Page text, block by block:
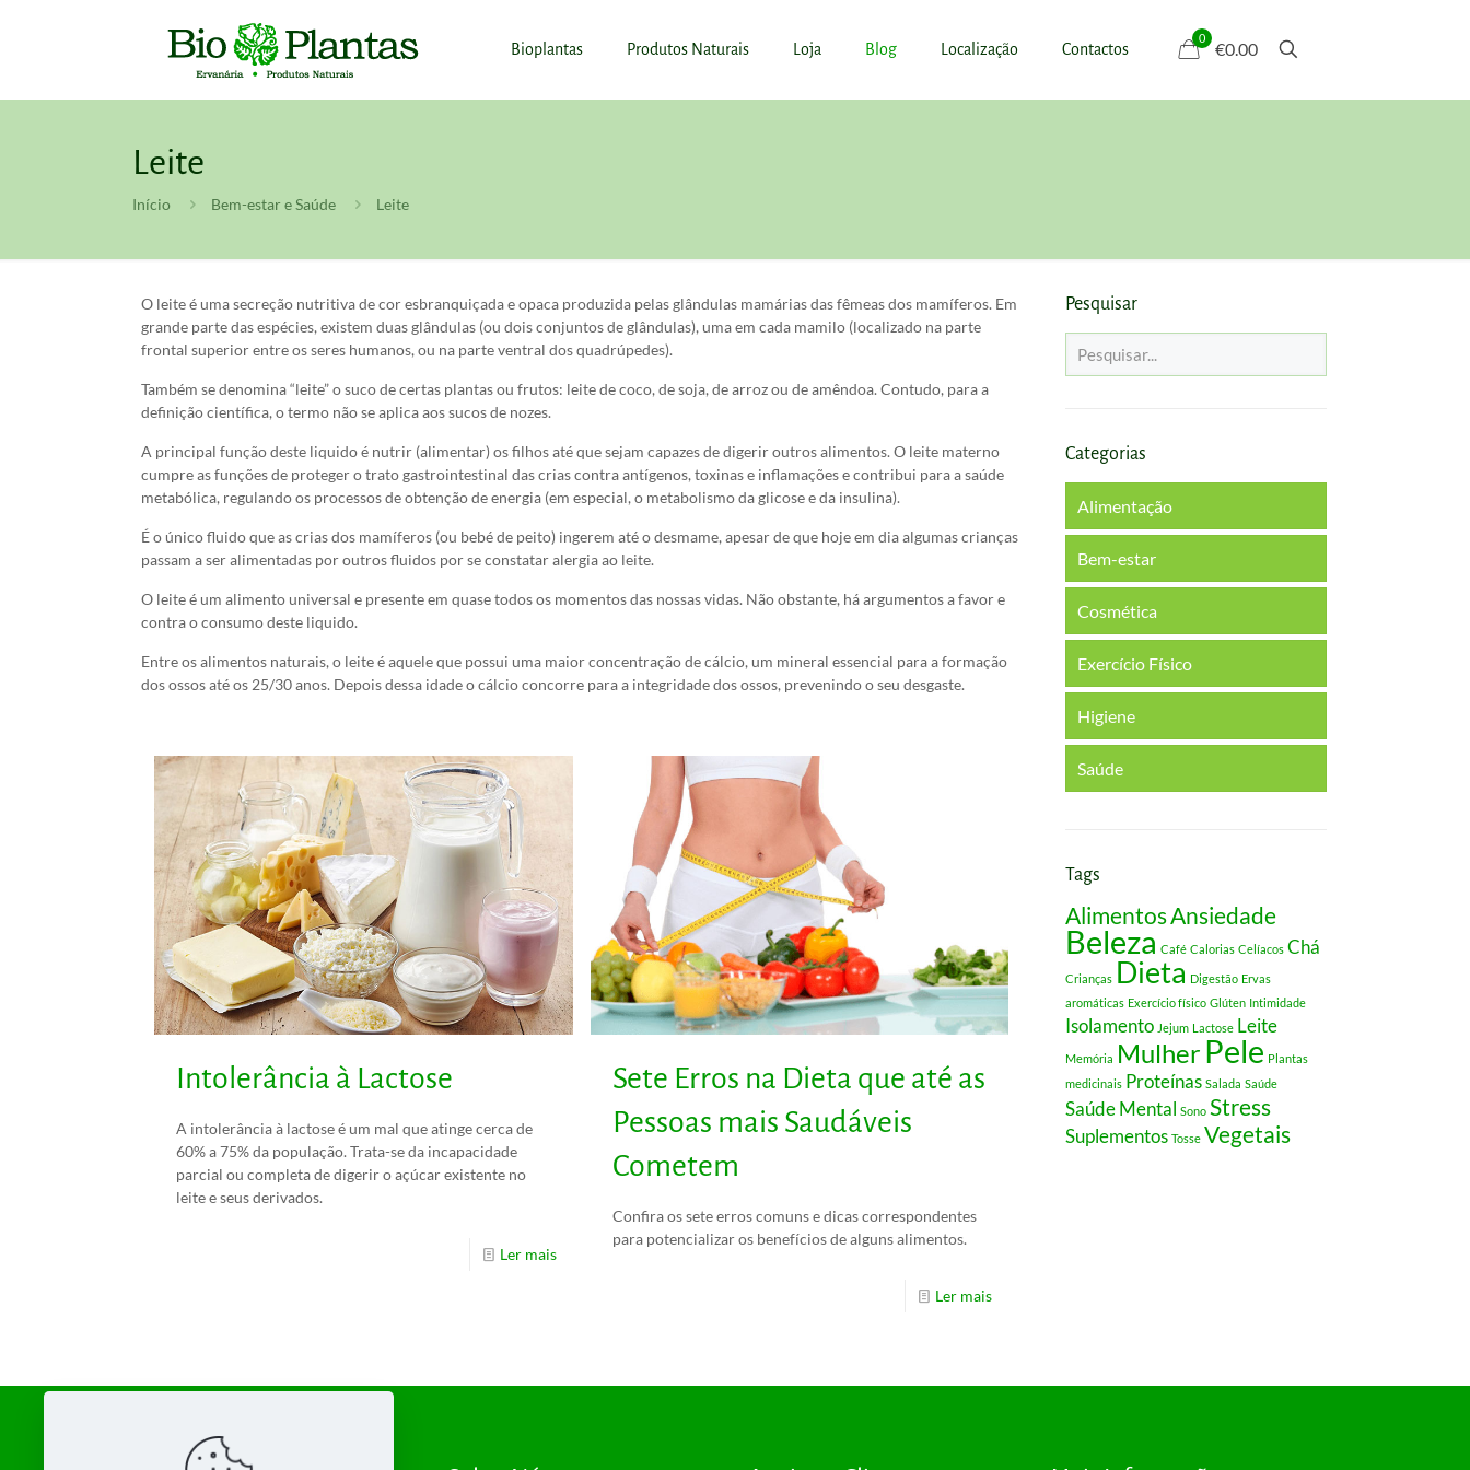
Bioplantas Produtos Naturais Loja Blog Localização Contactos
0
€0.00
Leite
Início Bem-estar e Saúde Leite
O leite é uma secreção nutritiva de cor esbranquiçada e opaca produzida pelas glândulas mamárias das fêmeas dos mamíferos. Em
grande parte das espécies, existem duas glândulas (ou dois conjuntos de glândulas), uma em cada mamilo (localizado na parte
frontal superior entre os seres humanos, ou na parte ventral dos quadrúpedes).
Também se denomina “leite” o suco de certas plantas ou frutos: leite de coco, de soja, de arroz ou de amêndoa. Contudo, para a
definição científica, o termo não se aplica aos sucos de nozes.
A principal função deste liquido é nutrir (alimentar) os filhos até que sejam capazes de digerir outros alimentos. O leite materno
cumpre as funções de proteger o trato gastrointestinal das crias contra antígenos, toxinas e inflamações e contribui para a saúde
metabólica, regulando os processos de obtenção de energia (em especial, o metabolismo da glicose e da insulina).
É o único fluido que as crias dos mamíferos (ou bebé de peito) ingerem até o desmame, apesar de que hoje em dia algumas crianças
passam a ser alimentadas por outros fluidos por se constatar alergia ao leite.
O leite é um alimento universal e presente em quase todos os momentos das nossas vidas. Não obstante, há argumentos a favor e
contra o consumo deste liquido.
Entre os alimentos naturais, o leite é aquele que possui uma maior concentração de cálcio, um mineral essencial para a formação
dos ossos até os 25/30 anos. Depois dessa idade o cálcio concorre para a integridade dos ossos, prevenindo o seu desgaste.
Intolerância à Lactose
A intolerância à lactose é um mal que atinge cerca de
60% a 75% da população. Trata-se da incapacidade
parcial ou completa de digerir o açúcar existente no
leite e seus derivados.
Ler mais
Sete Erros na Dieta que até as
Pessoas mais Saudáveis
Cometem
Confira os sete erros comuns e dicas correspondentes
para potencializar os benefícios de alguns alimentos.
Ler mais
Pesquisar
Categorias
Alimentação
Bem-estar
Cosmética
Exercício Físico
Higiene
Saúde
Tags
AlimentosAnsiedade
Beleza Café Calorias Celíacos Chá
Crianças Dieta Digestão Ervas
aromáticas Exercício físico Glúten Intimidade
Isolamento Jejum Lactose Leite
Memória Mulher Pele Plantas
medicinais Proteínas Salada Saúde
Saúde Mental Sono Stress
Suplementos Tosse Vegetais